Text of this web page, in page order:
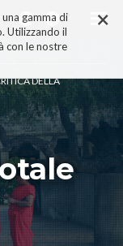
×
gamma di
Utilizzando il
con le nostre
DELLA